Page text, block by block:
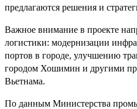
предлагаются решения и
Важное внимание в проекте
логистики: модернизации
портов в городе, улучшению
городом Хошимин и другими
Вьетнама.
По данным Министерства